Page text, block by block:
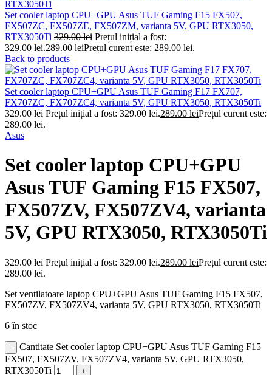
Set cooler laptop CPU+GPU Asus TUF Gaming F15 FX507,
FX507ZC, FX507ZE, FX507ZM, varianta 5V, GPU RTX3050,
RTX3050Ti 329.00lei Prețul inițial a fost:
329.00 lei.289.00 leiPrețul curent este: 289.00 lei.
Back to products
Set cooler laptop CPU+GPU Asus TUF Gaming F17 FX707,
FX707ZC, FX707ZC4, varianta 5V, GPU RTX3050, RTX3050Ti
329.00lei Prețul inițial a fost: 329.00 lei.289.00 leiPrețul curent este:
289.00 lei.
Asus
Set cooler laptop CPU+GPU
Asus TUF Gaming F15 FX507,
FX507ZV, FX507ZV4, varianta
5V, GPU RTX3050, RTX3050Ti
329.00lei Prețul inițial a fost: 329.00 lei.289.00 leiPrețul curent este:
289.00 lei.
Set ventilatoare laptop CPU+GPU Asus TUF Gaming F15 FX507,
FX507ZV, FX507ZV4, varianta 5V, GPU RTX3050, RTX3050Ti
6 în stoc
Cantitate Set cooler laptop CPU+GPU Asus TUF Gaming F15
FX507, FX507ZV, FX507ZV4, varianta 5V, GPU RTX3050,
RTX3050Ti